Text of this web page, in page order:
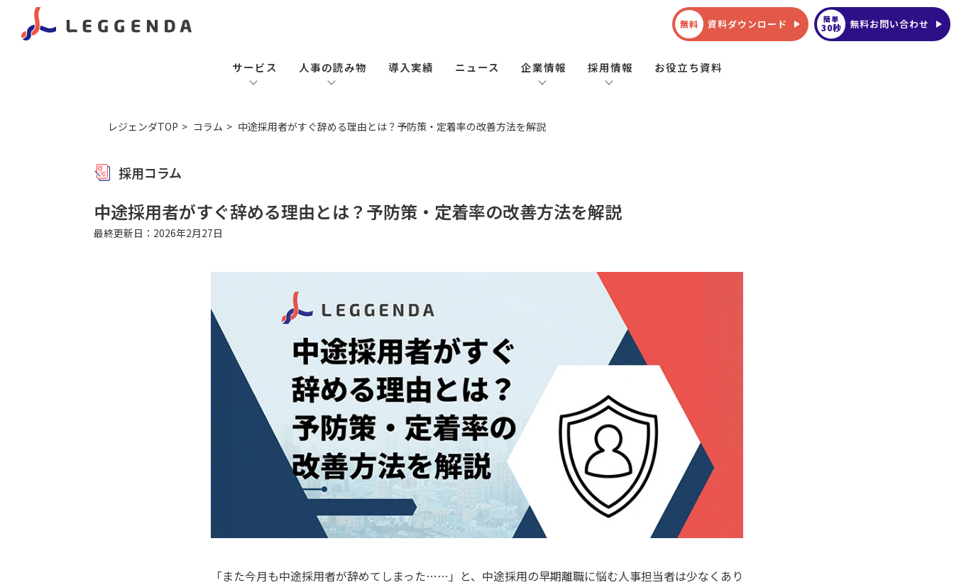
サービス 人事の読み物 導入実績 ニュース 企業情報 採用情報 お役立ち資料
無料 資料ダウンロード 簡単
30秒 無料お問い合わせ
レジェンダTOP コラム 中途採用者がすぐ辞める理由とは？予防策・定着率の改善方法を解説
採用コラム
中途採用者がすぐ辞める理由とは？予防策・定着率の改善方法を解説
最終更新日：2026年2月27日
「また今月も中途採用者が辞めてしまった……」と、中途採用の早期離職に悩む人事担当者は少なくあり